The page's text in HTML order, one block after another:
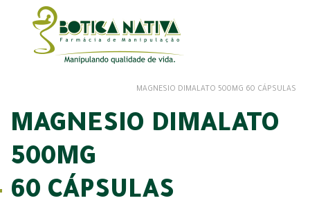
MAGNESIO DIMALATO 500MG 60 CÁPSULAS
MAGNESIO DIMALATO
500MG
60 CÁPSULAS